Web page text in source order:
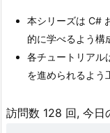
本シリーズは C#
的に学べるよう構
各チュートリアル
を進められるよう
訪問数 128 回, 今日